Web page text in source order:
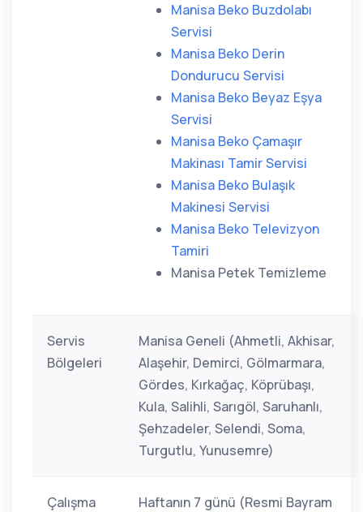
Manisa Beko Buzdolabı
Servisi
Manisa Beko Derin
Dondurucu Servisi
Manisa Beko Beyaz Eşya
Servisi
Manisa Beko Çamaşır
Makinası Tamir Servisi
Manisa Beko Bulaşık
Makinesi Servisi
Manisa Beko Televizyon
Tamiri
Manisa Petek Temizleme
Servis
Bölgeleri
Manisa Geneli (Ahmetli, Akhisar,
Alaşehir, Demirci, Gölmarmara,
Gördes, Kırkağaç, Köprübaşı,
Kula, Salihli, Sarıgöl, Saruhanlı,
Şehzadeler, Selendi, Soma,
Turgutlu, Yunusemre)
Çalışma
Haftanın 7 günü (Resmi Bayram